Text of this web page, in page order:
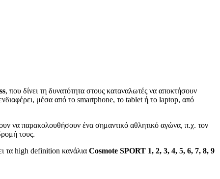
, που δίνει τη δυνατότητα στους καταναλωτές να αποκτήσουν
μέσα από το smartphone, το tablet ή το laptop, από
να παρακολουθήσουν ένα σημαντικό αθλητικό αγώνα, π.χ. τον
τους.
τα high definition κανάλια Cosmote SPORT 1, 2, 3, 4, 5, 6, 7, 8, 9